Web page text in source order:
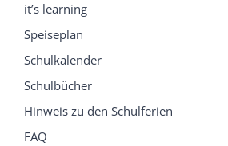
it’s learning
Speiseplan
Schulkalender
Schulbücher
Hinweis zu den Schulferien
FAQ